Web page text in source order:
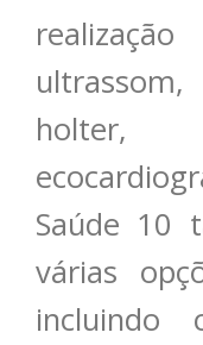
ultrassom,
holter,
Saúde 10
várias
incluindo